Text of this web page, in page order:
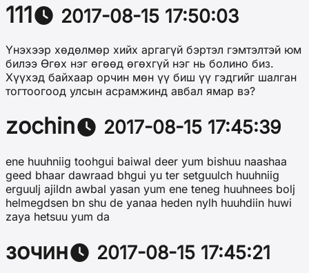
111 2017-08-15 17:50:03
Үнэхээр хөдөлмөр хийх аргагүй бэртэл гэмтэлтэй юм
билээ Өгөх нэг өгөөд өгөхгүй нэг нь болино биз.
Хүүхэд байхаар орчин мөн үү биш үү гэдгийг шалган
тогтоогоод улсын асрамжинд авбал ямар вэ?
zochin 2017-08-15 17:45:39
ene huuhniig toohgui baiwal deer yum bishuu naashaa
geed bhaar dawraad bhgui yu ter setguulch huuhniig
erguulj ajildn awbal yasan yum ene teneg huuhnees bolj
helmegdsen bn shu de yanaa heden nylh huuhdiin huwi
zaya hetsuu yum da
зочин 2017-08-15 17:45:21